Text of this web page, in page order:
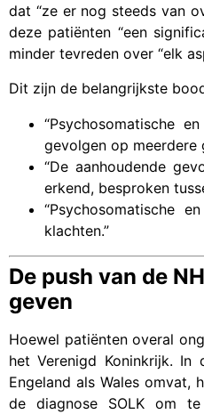
dat “ze er nog steeds van
deze patiënten “een
minder tevreden over “elk
Dit zijn de belangrijkste
“Psychosomatische
gevolgen op meerdere
“De aanhoudende
erkend, besproken
“Psychosomatische
klachten.”
De push van de
geven
Hoewel patiënten overal
het Verenigd Koninkrijk.
Engeland als Wales
de diagnose SOLK om